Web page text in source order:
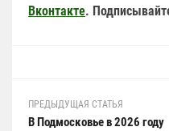
Вконтакте.
ПРЕДЫДУЩАЯ СТАТЬЯ
В Подмосковье в 2026 году